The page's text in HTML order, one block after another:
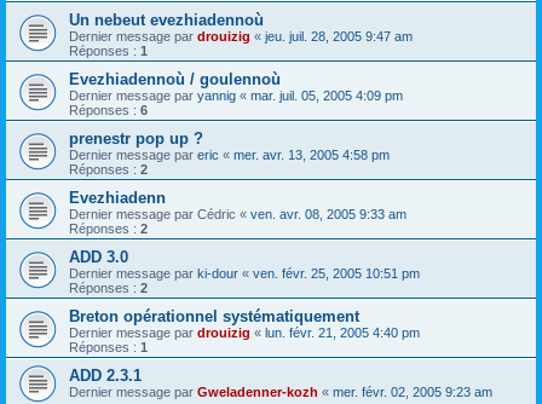
Un nebeut evezhiadennoù
Dernier message par drouizig « jeu. juil. 28, 2005 9:47 am
Réponses : 1
Evezhiadennoù / goulennoù
Dernier message par yannig « mar. juil. 05, 2005 4:09 pm
Réponses : 6
prenestr pop up ?
Dernier message par eric « mer. avr. 13, 2005 4:58 pm
Réponses : 2
Evezhiadenn
Dernier message par Cédric « ven. avr. 08, 2005 9:33 am
Réponses : 2
ADD 3.0
Dernier message par ki-dour « ven. févr. 25, 2005 10:51 pm
Réponses : 2
Breton opérationnel systématiquement
Dernier message par drouizig « lun. févr. 21, 2005 4:40 pm
Réponses : 1
ADD 2.3.1
Dernier message par Gweladenner-kozh « mer. févr. 02, 2005 9:23 am